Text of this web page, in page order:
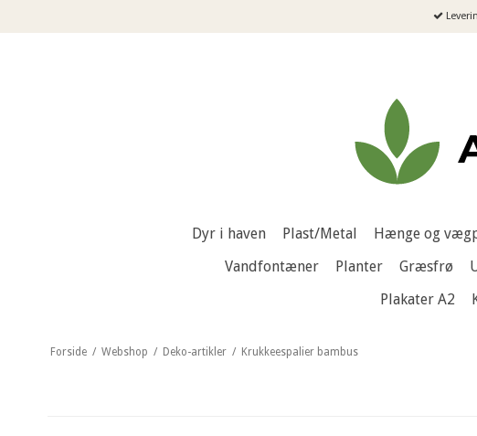
Dyr i haven Plast/Metal Hænge og
Vandfontæner
Planter Græsfrø
Plakater A2
Forside / Webshop / Deko-artikler / Krukkeespalier bambus